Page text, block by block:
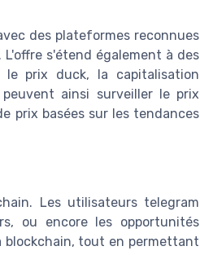
des plateformes reconnues
s'étend également à des
prix duck, la capitalisation
ainsi surveiller le prix
prix basées sur les tendances
Les utilisateurs telegram
ou encore les opportunités
blockchain, tout en permettant